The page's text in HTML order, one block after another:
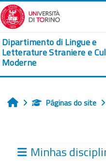
Ir para o conteúdo principal
Dipartimento di Lingue e
Letterature Straniere e
Moderne
InícioPáginas do site
Blocos
Minhas